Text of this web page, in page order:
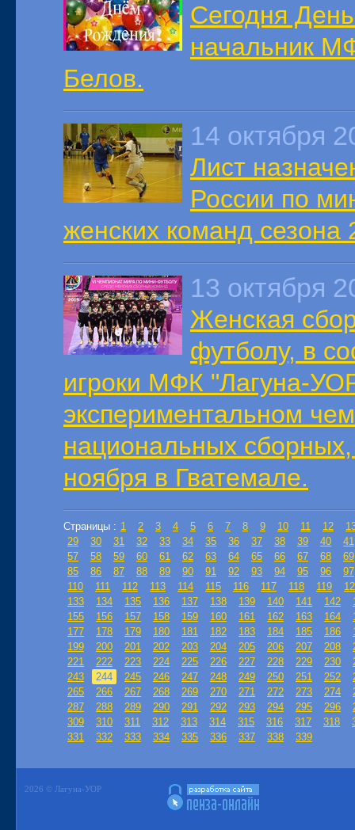
Сегодня
начальник
Белов.
14 октября
Лист
России по
женских команд сезона
13 октября
Женская
футболу, в
игроки МФК "Лагуна-
экспериментальном
национальных
ноября в Гватемале.
Страницы : 1 2 3 4 5 6 7 8 9 10 11 12
29
30 31 32 33 34 35 36 37 38 39 40
41
57
58 59 60 61 62 63 64 65 66 67 68
69
85
86 87 88 89 90 91 92 93 94 95 96
97
110
111 112 113 114 115 116 117 118 119
133
134 135 136 137 138 139 140 141 142
155
156 157 158 159 160 161 162 163 164
177
178 179 180 181 182 183 184 185 186
199
200 201 202 203 204 205 206 207 208
221
222 223 224 225 226 227 228 229 230
243
244 245 246 247 248 249 250 251 252
265
266 267 268 269 270 271 272 273 274
287
288 289 290 291 292 293 294 295 296
309
310 311 312 313 314 315 316 317 318
331
332 333 334 335 336 337 338 339
2026 © Лагуна-УОР